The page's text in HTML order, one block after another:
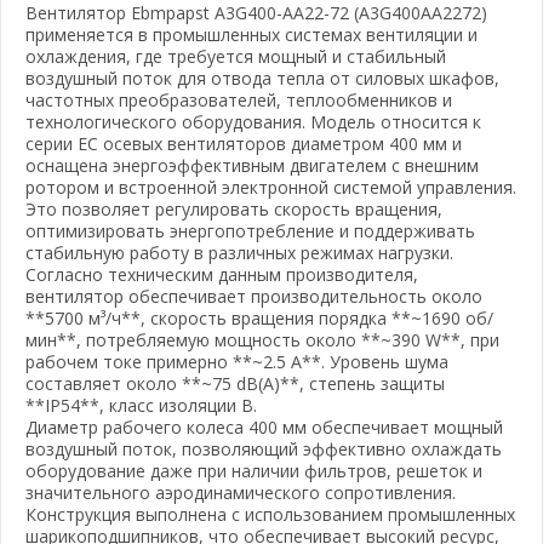
Вентилятор Ebmpapst A3G400-AA22-72 (A3G400AA2272)
применяется в промышленных системах вентиляции и
охлаждения, где требуется мощный и стабильный
воздушный поток для отвода тепла от силовых шкафов,
частотных преобразователей, теплообменников и
технологического оборудования. Модель относится к
серии EC осевых вентиляторов диаметром 400 мм и
оснащена энергоэффективным двигателем с внешним
ротором и встроенной электронной системой управления.
Это позволяет регулировать скорость вращения,
оптимизировать энергопотребление и поддерживать
стабильную работу в различных режимах нагрузки.
Согласно техническим данным производителя,
вентилятор обеспечивает производительность около
**5700 м³/ч**, скорость вращения порядка **~1690 об/
мин**, потребляемую мощность около **~390 W**, при
рабочем токе примерно **~2.5 A**. Уровень шума
составляет около **~75 dB(A)**, степень защиты
**IP54**, класс изоляции B.
Диаметр рабочего колеса 400 мм обеспечивает мощный
воздушный поток, позволяющий эффективно охлаждать
оборудование даже при наличии фильтров, решеток и
значительного аэродинамического сопротивления.
Конструкция выполнена с использованием промышленных
шарикоподшипников, что обеспечивает высокий ресурс,